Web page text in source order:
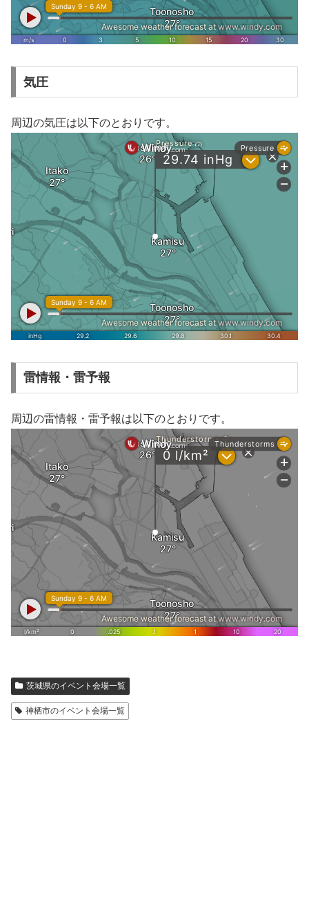
気圧
周辺の気圧は以下のとおりです。
雷情報・雷予報
周辺の雷情報・雷予報は以下のとおりです。
茨城県のイベント会場一覧
神栖市のイベント会場一覧